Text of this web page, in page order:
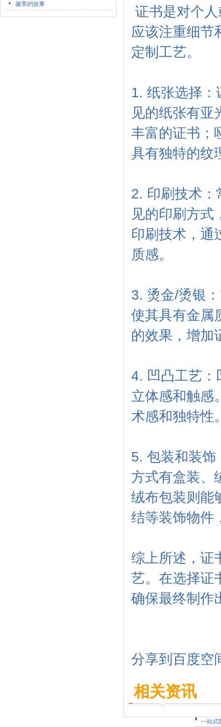
徽章的故事
证书是对个
应该注重细节
定制工艺。
1. 纸张选择
见的纸张有亚
丰富的证书；
具有独特的纹
2. 印刷技术：
见的印刷方式
印刷技术，通
质感。
3. 烫金/烫银
使其具有金属
的效果，增加
4. 凹凸工艺：
立体感和触感
术感和独特性
5. 包装和装饰
方式有盒装、
绒布包装则能
结等装饰物件
综上所述，证
艺。在选择证
确保最终制作
分享到 百度空
相关资讯
一站式